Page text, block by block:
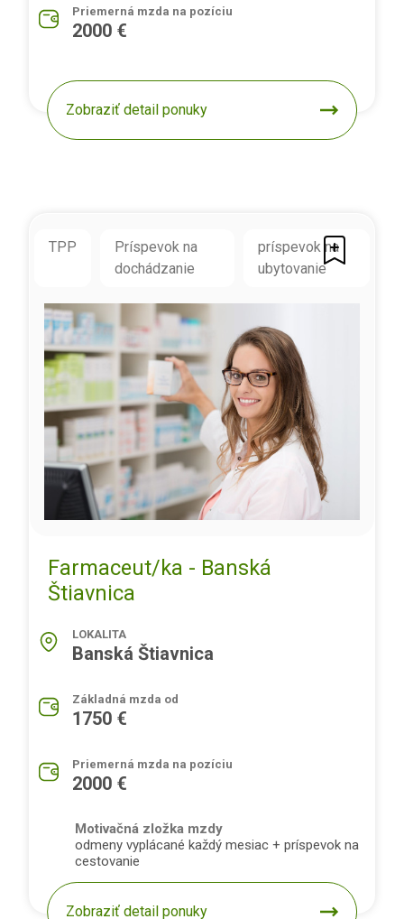
Priemerná mzda na pozíciu
2000 €
Zobraziť detail ponuky
TPP
Príspevok na
dochádzanie
príspevok na
ubytovanie
Farmaceut/ka - Banská
Štiavnica
LOKALITA
Banská Štiavnica
Základná mzda od
1750 €
Priemerná mzda na pozíciu
2000 €
Motivačná zložka mzdy
odmeny vyplácané každý mesiac + príspevok na
cestovanie
Zobraziť detail ponuky